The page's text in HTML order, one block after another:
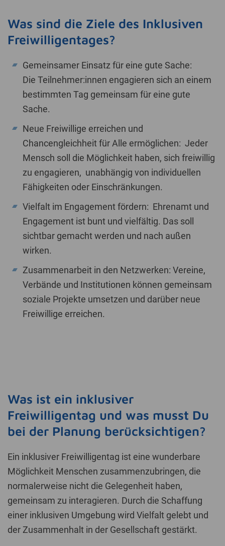
Was sind die Ziele des Inklusiven
Freiwilligentages?
Gemeinsamer Einsatz für eine gute Sache:
Die Teilnehmer:innen engagieren sich an einem
bestimmten Tag gemeinsam für eine gute
Sache.
Neue Freiwillige erreichen und
Chancengleichheit für Alle ermöglichen: Jeder
Mensch soll die Möglichkeit haben, sich freiwillig
zu engagieren, unabhängig von individuellen
Fähigkeiten oder Einschränkungen.
Vielfalt im Engagement fördern: Ehrenamt und
Engagement ist bunt und vielfältig. Das soll
sichtbar gemacht werden und nach außen
wirken.
Zusammenarbeit in den Netzwerken: Vereine,
Verbände und Institutionen können gemeinsam
soziale Projekte umsetzen und darüber neue
Freiwillige erreichen.
Was ist ein inklusiver
Freiwilligentag und was musst Du
bei der Planung berücksichtigen?
Ein inklusiver Freiwilligentag ist eine wunderbare
Möglichkeit Menschen zusammenzubringen, die
normalerweise nicht die Gelegenheit haben,
gemeinsam zu interagieren. Durch die Schaffung
einer inklusiven Umgebung wird Vielfalt gelebt und
der Zusammenhalt in der Gesellschaft gestärkt.